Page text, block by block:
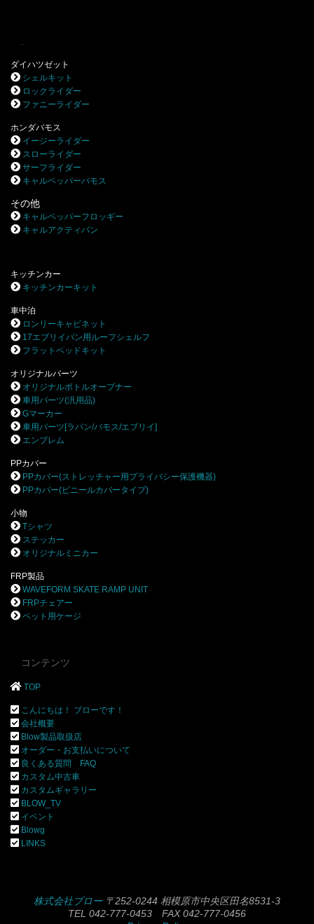
.
ダイハツゼット
シェルキット
ロックライダー
ファニーライダー
ホンダバモス
イージーライダー
スローライダー
サーフライダー
キャルペッパーバモス
その他
キャルペッパーフロッギー
キャルアクティバン
キッチンカー
キッチンカーキット
車中泊
ロンリーキャビネット
17エブリイバン用ルーフシェルフ
フラットベッドキット
オリジナルパーツ
オリジナルボトルオープナー
車用パーツ(汎用品)
Gマーカー
車用パーツ[ラパン/バモス/エブリイ]
エンブレム
PPカバー
PPカバー(ストレッチャー用プライバシー保護機器)
PPカバー(ビニールカバータイプ)
小物
Tシャツ
ステッカー
オリジナルミニカー
FRP製品
WAVEFORM SKATE RAMP UNIT
FRPチェアー
ペット用ケージ
コンテンツ
TOP
こんにちは！ ブローです！
会社概要
Blow製品取扱店
オーダー・お支払いについて
良くある質問 FAQ
カスタム中古車
カスタムギャラリー
BLOW_TV
イベント
Blowg
LINKS
株式会社ブロー 〒252-0244 相模原市中央区田名8531-3
TEL 042-777-0453 FAX 042-777-0456